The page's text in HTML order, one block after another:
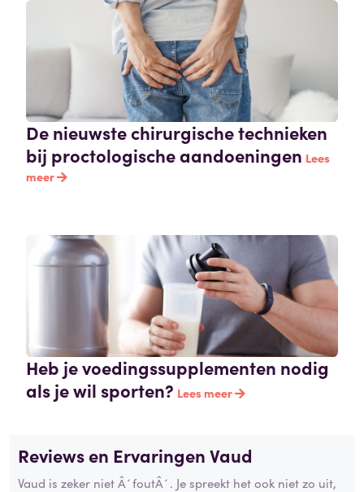
De nieuwste chirurgische technieken
bij proctologische aandoeningen Lees
meer
Heb je voedingssupplementen nodig
als je wil sporten? Lees meer
Reviews en Ervaringen Vaud
Vaud is zeker niet Â´foutÂ´. Je spreekt het ook niet zo uit,